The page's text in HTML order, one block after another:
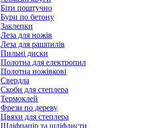
Біти поштучно
Бури по бетону
Заклепки
Леза для ножів
Леза для рашпилів
Пильні диски
Полотна для електропил
Полотна ножівкові
Свердла
Скоби для степлера
Термоклей
Фрези по дереву
Цвяхи для степлера
Шліфпапір та шліфлисти